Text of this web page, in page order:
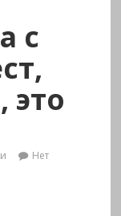
с
это
Нет